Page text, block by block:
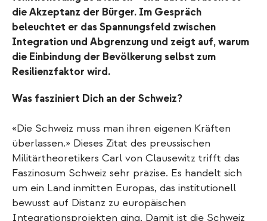
die Akzeptanz der Bürger. Im Gespräch
beleuchtet er das Spannungsfeld zwischen
Integration und Abgrenzung und zeigt auf, warum
die Einbindung der Bevölkerung selbst zum
Resilienzfaktor wird.
Was fasziniert Dich an der Schweiz?
«Die Schweiz muss man ihren eigenen Kräften
überlassen.» Dieses Zitat des preussischen
Militärtheoretikers Carl von Clausewitz trifft das
Faszinosum Schweiz sehr präzise. Es handelt sich
um ein Land inmitten Europas, das institutionell
bewusst auf Distanz zu europäischen
Integrationsprojekten ging. Damit ist die Schweiz